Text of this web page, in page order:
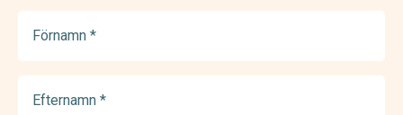
(Required)
(Required)